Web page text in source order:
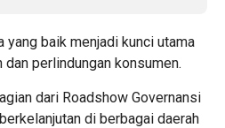
yang baik menjadi kunci utama
dan perlindungan konsumen.
dari Roadshow Governansi
di berbagai daerah